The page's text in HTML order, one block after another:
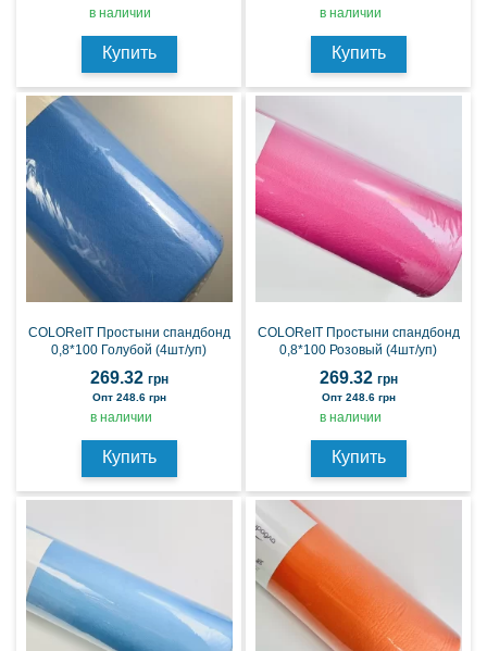
в наличии
Купить
в наличии
Купить
COLOReIT Простыни спандбонд
0,8*100 Голубой (4шт/уп)
269.32 грн
Опт 248.6 грн
в наличии
Купить
COLOReIT Простыни спандбонд
0,8*100 Розовый (4шт/уп)
269.32 грн
Опт 248.6 грн
в наличии
Купить